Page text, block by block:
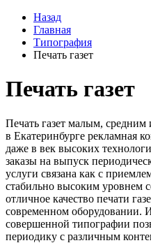
Назад
Главная
Типография
Печать газет
Печать газет
Печать газет малым,
в Екатеринбурге рекламная
даже в век высоких
заказы на выпуск
услуги связана как с
стабильно высоким уровнем
отличное качество печати
современном оборудовании.
совершенной типографии
периодику с различным